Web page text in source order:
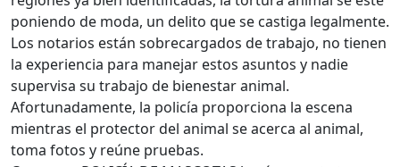
poniendo de moda, un delito que se castiga legalmente.
Los notarios están sobrecargados de trabajo, no tienen
la experiencia para manejar estos asuntos y nadie
supervisa su trabajo de bienestar animal.
Afortunadamente, la policía proporciona la escena
mientras el protector del animal se acerca al animal,
toma fotos y reúne pruebas.